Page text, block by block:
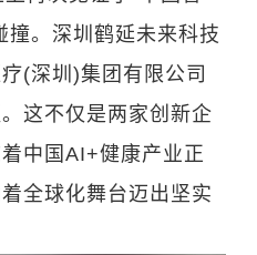
撞。深圳鹤延未来科技
(深圳)集团有限公司
这不仅是两家创新企
中国AI+健康产业正
全球化舞台迈出坚实